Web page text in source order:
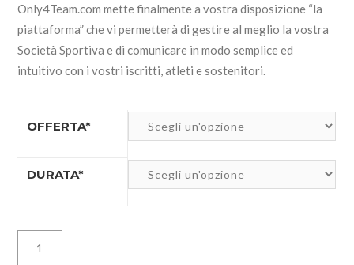
Only4Team.com mette finalmente a vostra disposizione “la
piattaforma” che vi permetterà di gestire al meglio la vostra
Società Sportiva e di comunicare in modo semplice ed
intuitivo con i vostri iscritti, atleti e sostenitori.
OFFERTA*
DURATA*